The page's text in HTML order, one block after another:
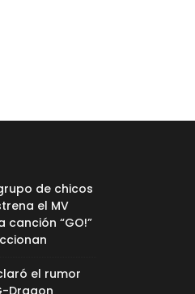
de chicos
el MV
“GO!”
el rumor